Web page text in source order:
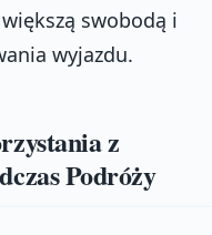
swobodą i
wyjazdu.
z
Podróży